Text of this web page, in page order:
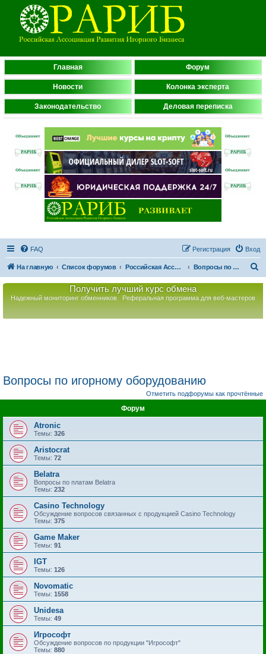
Главная Форум
Новости Колонка эксперта
Законодательство Деловая переписка
FAQ Вход
Регистрация
На главную Список форумов Российская Ассоциация Развития Игорного Бизнеса Вопросы по игорному оборудованию
Получить лучший курс обмена
Надежный мониторинг обменников Реферальная программа для веб-мастеров
Вопросы по игорному оборудованию
Отметить подфорумы как прочтённые
Форум
Atronic
Темы: 326
Aristocrat
Темы: 72
Belatra
Вопросы по платам Belatra
Темы: 232
Casino Technology
Обсуждение вопросов связанных с продукцией Casino Technology
Темы: 375
Game Maker
Темы: 91
IGT
Темы: 126
Novomatic
Темы: 1558
Unidesa
Темы: 49
Игрософт
Обсуждение вопросов по продукции "Игрософт"
Темы: 880